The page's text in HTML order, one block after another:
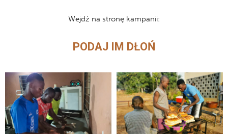
Wejdź na stronę kampanii:
PODAJ IM DŁOŃ